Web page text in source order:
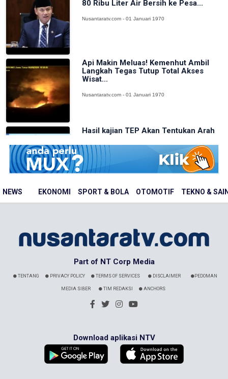
NEWS EKONOMI SPORT & BOLA OTOMOTIF TEKNO &
80 Ribu Liter Air Bersih ke Pesa...
Nusantaratv.com - 01 Januari 1970
Api Makin Meluas! Kemenhut Ambil
Langkah Tegas Tutup Total Akses
Wisat...
Nusantaratv.com - 01 Januari 1970
Hasil kajian TEP Akan Tentukan Arah
Nusantaratv.com - 01 Januari 1970
Part of NT Corp Media
TENTANG PRIVACY POLICY TERMS OF SERVICES DISCLAIMER PEDOMAN
MEDIA SIBER TIM REDAKSI ANCHORS
Download aplikasi NTV